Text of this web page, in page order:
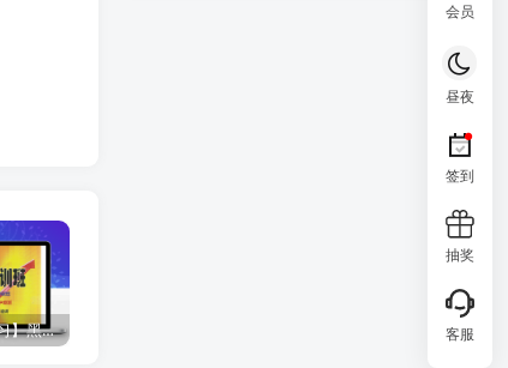
【量学精品学习】黑马王子2012年-2021年7月 量学特训班全集精选 量学特训学习教程
会员
昼夜
签到
抽奖
客服